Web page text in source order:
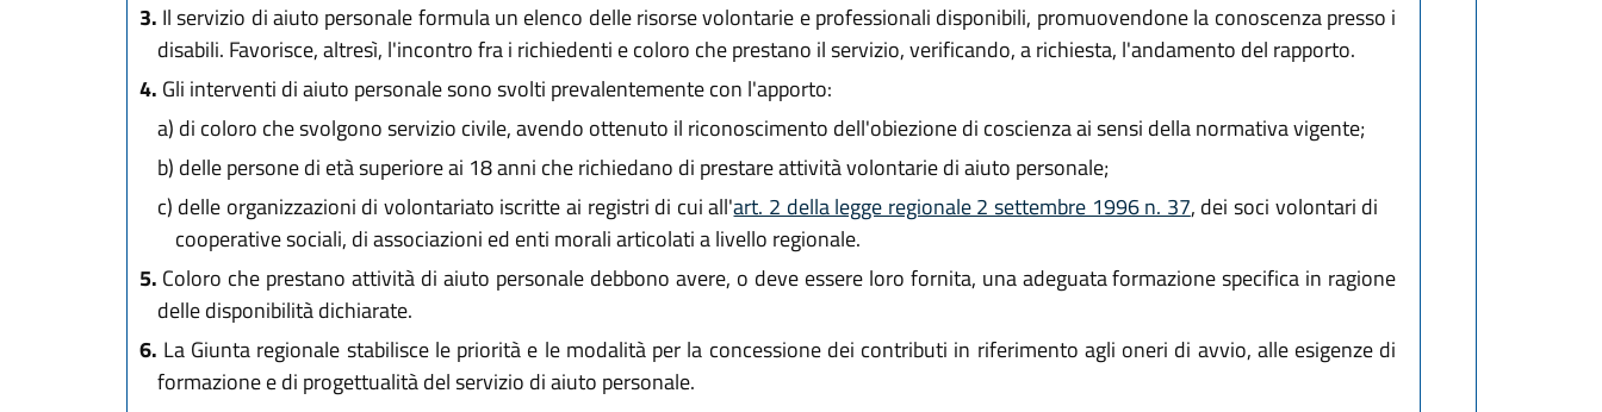
3. Il servizio di aiuto personale formula un elenco delle risorse volontarie e professionali disponibili, promuovendone la conoscenza presso i
disabili. Favorisce, altresì, l'incontro fra i richiedenti e coloro che prestano il servizio, verificando, a richiesta, l'andamento del rapporto.
4. Gli interventi di aiuto personale sono svolti prevalentemente con l'apporto:
a) di coloro che svolgono servizio civile, avendo ottenuto il riconoscimento dell'obiezione di coscienza ai sensi della normativa vigente;
b) delle persone di età superiore ai 18 anni che richiedano di prestare attività volontarie di aiuto personale;
c) delle organizzazioni di volontariato iscritte ai registri di cui all'art. 2 della legge regionale 2 settembre 1996 n. 37, dei soci volontari di
cooperative sociali, di associazioni ed enti morali articolati a livello regionale.
5. Coloro che prestano attività di aiuto personale debbono avere, o deve essere loro fornita, una adeguata formazione specifica in ragione
delle disponibilità dichiarate.
6. La Giunta regionale stabilisce le priorità e le modalità per la concessione dei contributi in riferimento agli oneri di avvio, alle esigenze di
formazione e di progettualità del servizio di aiuto personale.